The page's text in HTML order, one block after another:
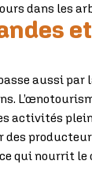
dans les
aussi
activités
qui nourrit